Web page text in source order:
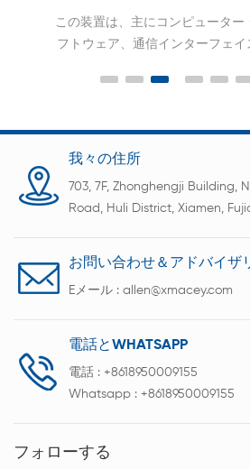
このソフトウェアは、電圧、電
のデータを記録し、定電流充電
計算し、データ曲線とサイクル図
MDB データベース形式の
我々の住所
703, 7F, Zhonghengji Building,
Road, Huli District, Xiamen,
お問い合わせ＆アドバイザ
Eメール : allen@xmacey.com
電話とWHATSAPP
電話 : +8618950009155
Whatsapp : +8618950009155
フォローする